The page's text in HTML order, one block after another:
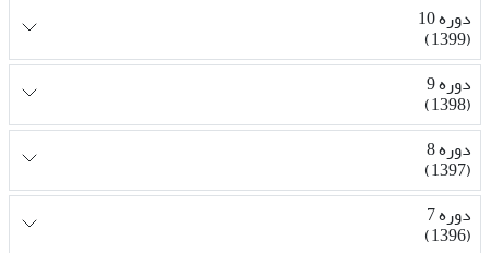
دوره 10
(1399)
دوره 9
(1398)
دوره 8
(1397)
دوره 7
(1396)